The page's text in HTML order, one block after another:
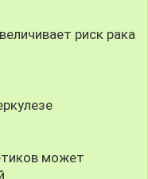
риск рака
может